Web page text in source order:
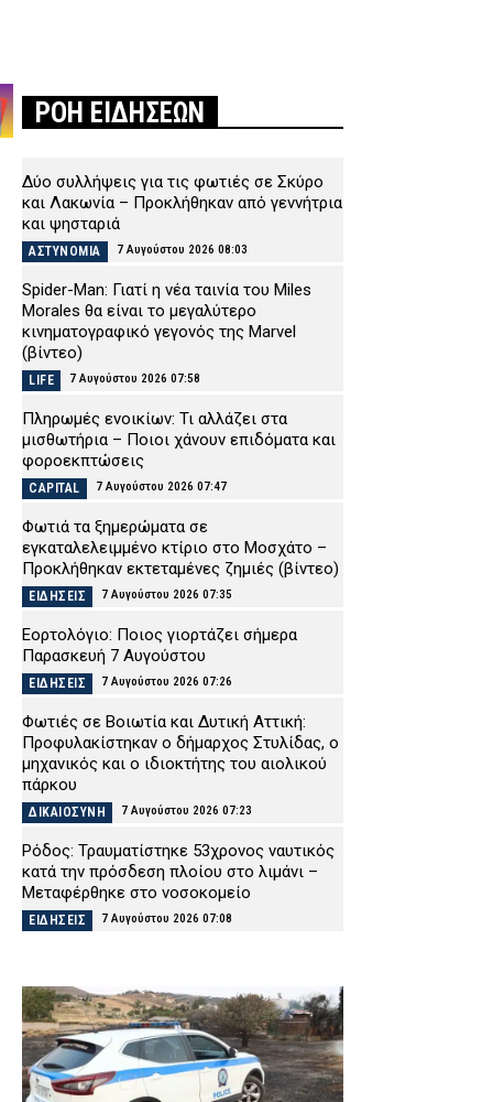
ΡΟΗ ΕΙΔΗΣΕΩΝ
Δύο συλλήψεις για τις φωτιές σε Σκύρο
και Λακωνία – Προκλήθηκαν από γεννήτρια
και ψησταριά
ΑΣΤΥΝΟΜΙΑ 7 Αυγούστου 2026 08:03
Spider-Man: Γιατί η νέα ταινία του Miles
Morales θα είναι το μεγαλύτερο
κινηματογραφικό γεγονός της Marvel
(βίντεο)
LIFE 7 Αυγούστου 2026 07:58
Πληρωμές ενοικίων: Τι αλλάζει στα
μισθωτήρια – Ποιοι χάνουν επιδόματα και
φοροεκπτώσεις
CAPITAL 7 Αυγούστου 2026 07:47
Φωτιά τα ξημερώματα σε
εγκαταλελειμμένο κτίριο στο Μοσχάτο –
Προκλήθηκαν εκτεταμένες ζημιές (βίντεο)
ΕΙΔΗΣΕΙΣ 7 Αυγούστου 2026 07:35
Εορτολόγιο: Ποιος γιορτάζει σήμερα
Παρασκευή 7 Αυγούστου
ΕΙΔΗΣΕΙΣ 7 Αυγούστου 2026 07:26
Φωτιές σε Βοιωτία και Δυτική Αττική:
Προφυλακίστηκαν ο δήμαρχος Στυλίδας, ο
μηχανικός και ο ιδιοκτήτης του αιολικού
πάρκου
ΔΙΚΑΙΟΣΥΝΗ 7 Αυγούστου 2026 07:23
Ρόδος: Τραυματίστηκε 53χρονος ναυτικός
κατά την πρόσδεση πλοίου στο λιμάνι –
Μεταφέρθηκε στο νοσοκομείο
ΕΙΔΗΣΕΙΣ 7 Αυγούστου 2026 07:08
Πέρασε τη νύχτα στα κρατητήρια της ΓΑΔΑ
(βίντεο)
ΔΙΚΑΙΟΣΥΝΗ 7 Αυγούστου 2026 07:01
ΔΕΔΔΗΕ: Πού θα σημειωθούν διακοπές